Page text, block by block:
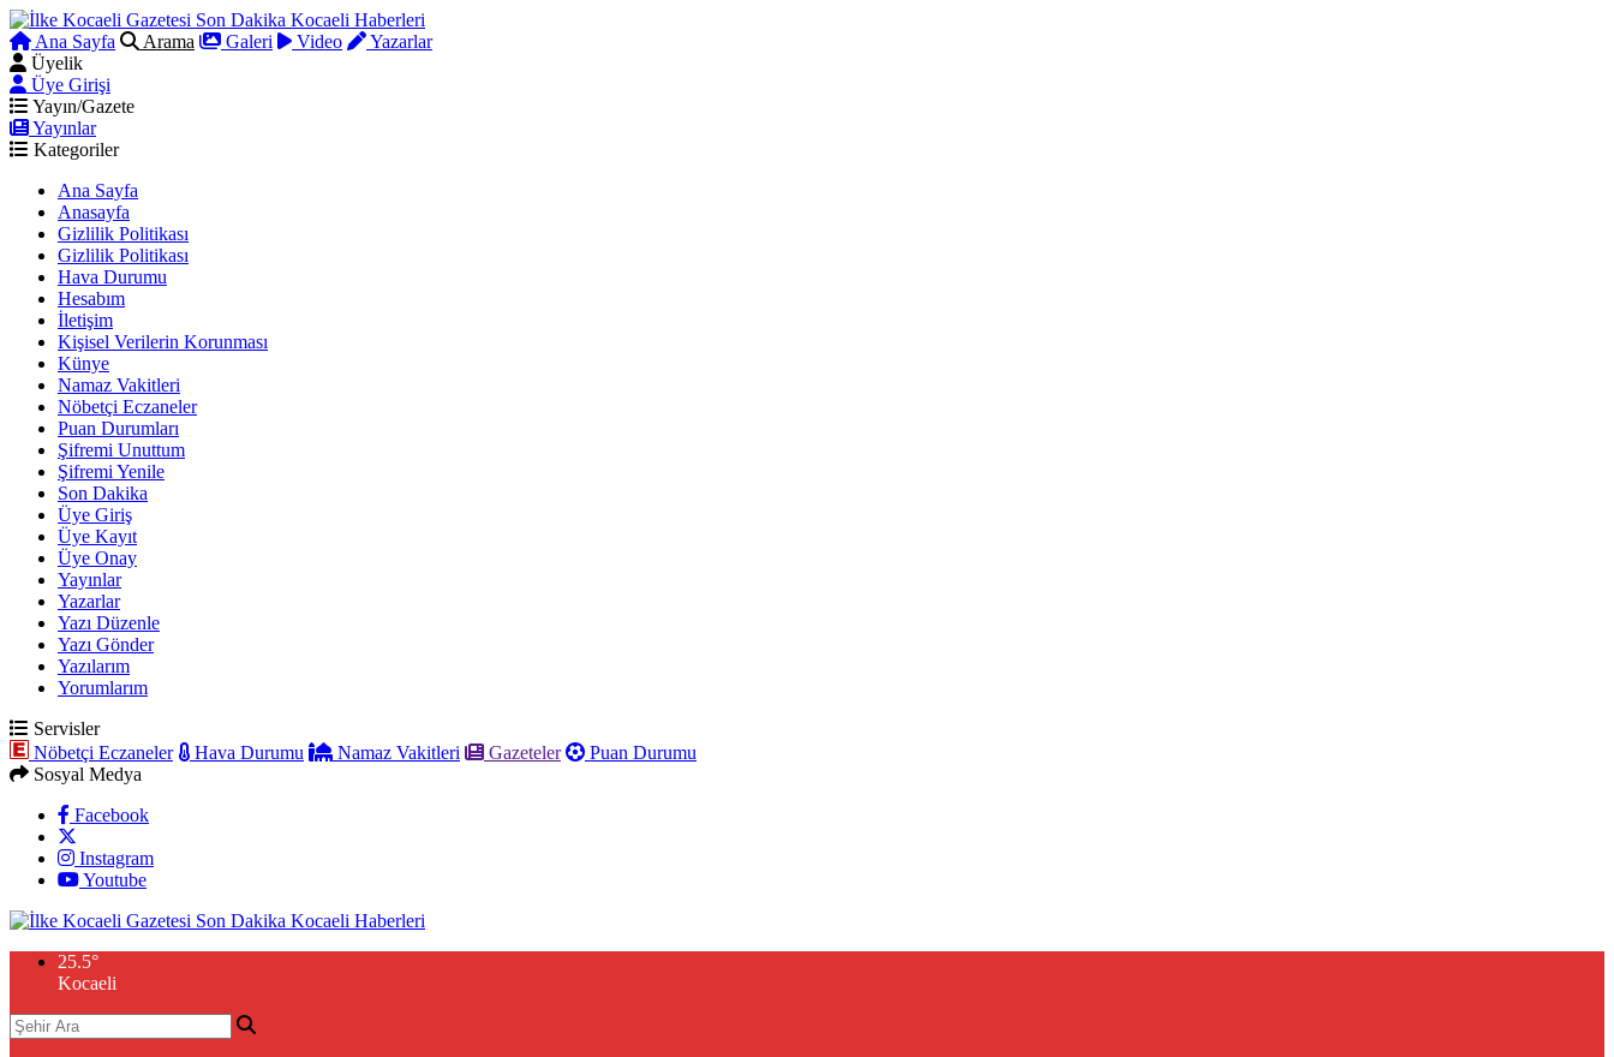
Ana Sayfa Arama Galeri Video
Yazarlar
Üyelik
Üye Girişi
Yayın/Gazete
Yayınlar
Kategoriler
Ana Sayfa
Anasayfa
Gizlilik Politikası
Gizlilik Politikası
Hava Durumu
Hesabım
İletişim
Kişisel Verilerin Korunması
Künye
Namaz Vakitleri
Nöbetçi Eczaneler
Puan Durumları
Şifremi Unuttum
Şifremi Yenile
Son Dakika
Üye Giriş
Üye Kayıt
Üye Onay
Yayınlar
Yazarlar
Yazı Düzenle
Yazı Gönder
Yazılarım
Yorumlarım
Servisler
Nöbetçi Eczaneler
Hava Durumu Namaz Vakitleri Gazeteler
Puan Durumu
Sosyal Medya
Facebook
Instagram
Youtube
25.5°
Kocaeli